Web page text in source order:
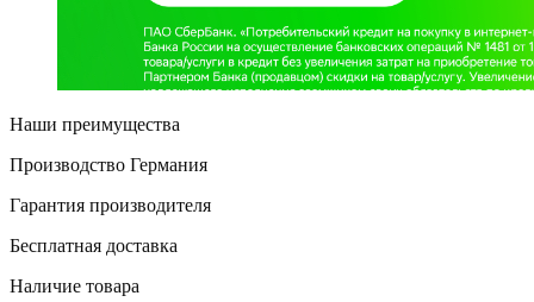
Наши преимущества
Производство Германия
Гарантия производителя
Бесплатная доставка
Наличие товара